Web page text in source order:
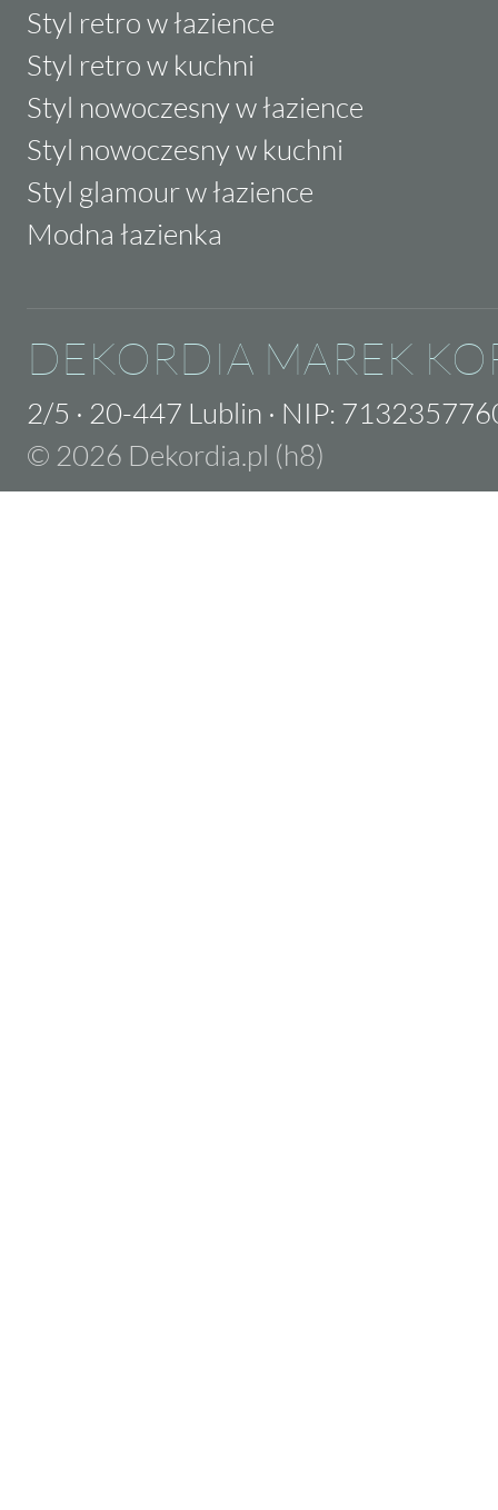
Styl retro w łazience
Styl retro w kuchni
Styl nowoczesny w łazience
Styl nowoczesny w kuchni
Styl glamour w łazience
Modna łazienka
DEKORDIA MAREK
2/5 · 20-447 Lublin · NIP:
© 2026 Dekordia.pl (h8)